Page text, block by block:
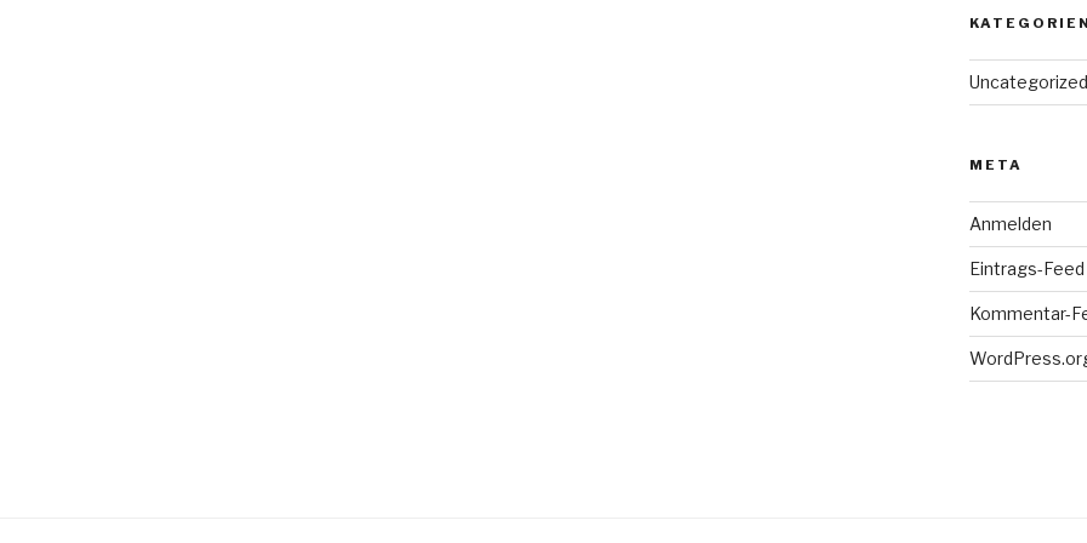
KATEGORIEN
Uncategorized
META
Anmelden
Eintrags-Feed
Kommentar-